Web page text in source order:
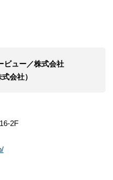
ビュー／株式会社
会社）
2F